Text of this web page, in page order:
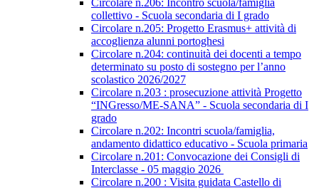
Circolare n.206: Incontro scuola/famiglia
collettivo - Scuola secondaria di I grado
Circolare n.205: Progetto Erasmus+ attività di
accoglienza alunni portoghesi
Circolare n.204: continuità dei docenti a tempo
determinato su posto di sostegno per l’anno
scolastico 2026/2027
Circolare n.203 : prosecuzione attività Progetto
“INGresso/ME-SANA” - Scuola secondaria di I
grado
Circolare n.202: Incontri scuola/famiglia,
andamento didattico educativo - Scuola primaria
Circolare n.201: Convocazione dei Consigli di
Interclasse - 05 maggio 2026
Circolare n.200 : Visita guidata Castello di